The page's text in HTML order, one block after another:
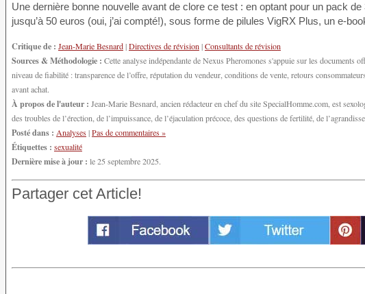
Une dernière bonne nouvelle avant de clore ce test : en optant pour un pack
jusqu’à 50 euros (oui, j’ai compté!), sous forme de pilules VigRX Plus, un e-
Critique de : Jean-Marie Besnard|Directives de révision|Consultants de révision
Sources & Méthodologie : Cette analyse indépendante de Nexus Pheromones s'appuie sur les documents
niveau de fiabilité : transparence de l’offre, réputation du vendeur, conditions de vente, retours
avant achat.
À propos de l'auteur : Jean-Marie Besnard, ancien rédacteur en chef du site SpecialHomme.com, est
des troubles de l’érection, de l’impuissance, de l’éjaculation précoce, des questions de fertilité, de
Posté dans : Analyses|Pas de commentaires »
Étiquettes : sexualité
Dernière mise à jour : le 25 septembre 2025.
Partager cet Article!